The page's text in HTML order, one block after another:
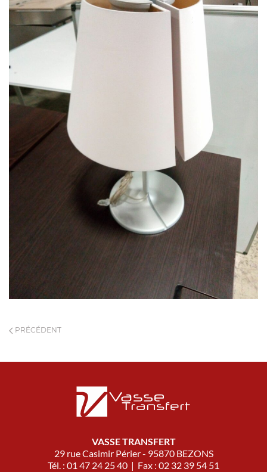
PRÉCÉDENT
VASSE TRANSFERT
29 rue Casimir Périer - 95870 BEZONS
Tél. : 01 47 24 25 40 | Fax : 02 32 39 54 51